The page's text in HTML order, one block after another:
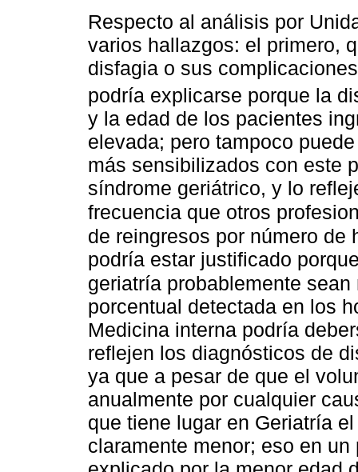
Respecto al análisis por
varios hallazgos: el primero,
disfagia o sus
podría explicarse porque la
y la edad de los pacientes
elevada; pero tampoco
más sensibilizados con este
síndrome geriátrico, y lo
frecuencia que otros
de reingresos por número
podría estar justificado
geriatría probablemente
porcentual detectada en los
Medicina interna podría
reflejen los diagnósticos de
ya que a pesar de que el
anualmente por cualquier
que tiene lugar en Geriatría
claramente menor; eso en